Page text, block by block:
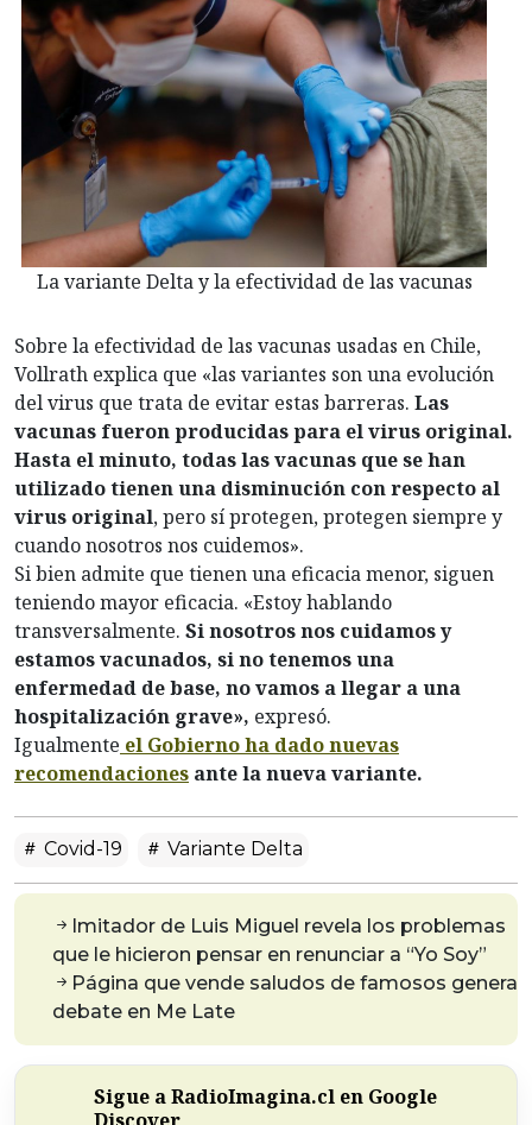
La variante Delta y la efectividad de las vacunas
Sobre la efectividad de las vacunas usadas en Chile,
Vollrath explica que «las variantes son una evolución
del virus que trata de evitar estas barreras. Las
vacunas fueron producidas para el virus original.
Hasta el minuto, todas las vacunas que se han
utilizado tienen una disminución con respecto al
virus original, pero sí protegen, protegen siempre y
cuando nosotros nos cuidemos».
Si bien admite que tienen una eficacia menor, siguen
teniendo mayor eficacia. «Estoy hablando
transversalmente. Si nosotros nos cuidamos y
estamos vacunados, si no tenemos una
enfermedad de base, no vamos a llegar a una
hospitalización grave», expresó.
Igualmente el Gobierno ha dado nuevas
recomendaciones ante la nueva variante.
Covid-19 Variante Delta
Imitador de Luis Miguel revela los problemas
que le hicieron pensar en renunciar a “Yo Soy”
Página que vende saludos de famosos genera
debate en Me Late
Sigue a RadioImagina.cl en Google